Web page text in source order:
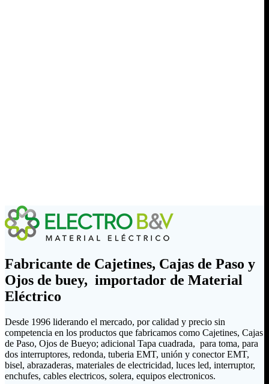
Fabricante de Cajetines, Cajas de Paso y
Ojos de buey, importador de Material
Eléctrico
Desde 1996 liderando el mercado, por calidad y precio sin
competencia en los productos que fabricamos como Cajetines, Cajas
de Paso, Ojos de Bueyo; adicional Tapa cuadrada, para toma, para
dos interruptores, redonda, tuberia EMT, unión y conector EMT,
bisel, abrazaderas, materiales de electricidad, luces led, interruptor,
enchufes, cables electricos, solera, equipos electronicos.